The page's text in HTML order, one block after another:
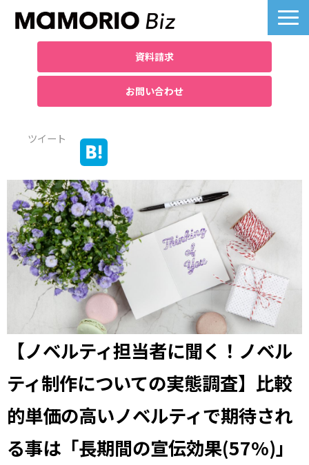
資料請求
お問い合わせ
課題別活用例
料金について
導入事例一覧
よくあるご質問
お役立ち記事へ
ノベルティ
ツイート
【ノベルティ担当者に聞く！ノベル
ティ制作についての実態調査】比較
的単価の高いノベルティで期待され
る事は「長期間の宣伝効果(57%)」